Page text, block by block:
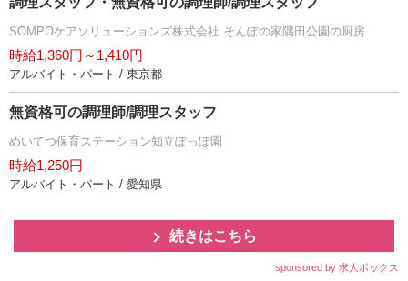
SOMPOケアソリューションズ株式会社 そんぽの家隅田公園の厨房
時給1,360円～1,410円
アルバイト・パート / 東京都
無資格可の調理師/調理スタッフ
めいてつ保育ステーション知立ぽっぽ園
時給1,250円
アルバイト・パート / 愛知県
続きはこちら
sponsored by 求人ボックス